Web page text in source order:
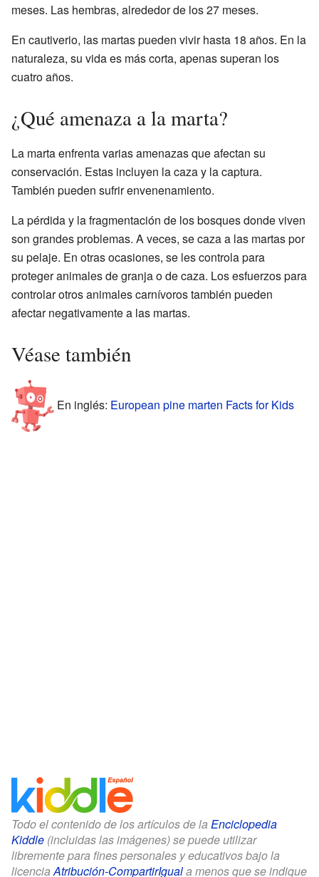
meses. Las hembras, alrededor de los 27 meses.
En cautiverio, las martas pueden vivir hasta 18 años. En la
naturaleza, su vida es más corta, apenas superan los
cuatro años.
¿Qué amenaza a la marta?
La marta enfrenta varias amenazas que afectan su
conservación. Estas incluyen la caza y la captura.
También pueden sufrir envenenamiento.
La pérdida y la fragmentación de los bosques donde viven
son grandes problemas. A veces, se caza a las martas por
su pelaje. En otras ocasiones, se les controla para
proteger animales de granja o de caza. Los esfuerzos para
controlar otros animales carnívoros también pueden
afectar negativamente a las martas.
Véase también
En inglés: European pine marten Facts for Kids
Todo el contenido de los artículos de la Enciclopedia
Kiddle (incluidas las imágenes) se puede utilizar
libremente para fines personales y educativos bajo la
licenciaAtribución-CompartirIguala menos que se indique